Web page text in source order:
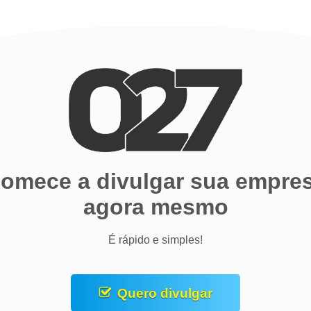
a divulgar sua
agora mesmo
É rápido e simples!
Quero divulgar